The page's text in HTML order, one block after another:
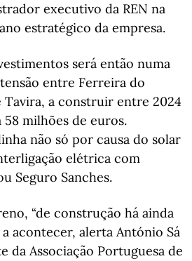
executivo da REN na
estratégico da empresa.
será então numa
entre Ferreira do
a construir entre 2024
58 milhões de euros.
não só por causa do solar
elétrica com
Seguro Sanches.
“de construção há ainda
acontecer, alerta António Sá
da Associação Portuguesa de